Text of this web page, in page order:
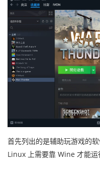
首先列出的是辅助玩游戏的
Linux 上需要靠 Wine 才能运